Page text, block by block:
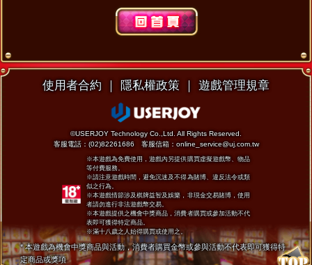
使用者合約 ｜ 隱私權政策 ｜ 遊戲管理規章
©USERJOY Technology Co.,Ltd. All Rights Reserved.
客服電話：(02)82261686 客服信箱：online_service@uj.com.tw
※本遊戲為免費使用，遊戲內另提供購買虛擬遊戲幣、物品
等付費服務。
※請注意遊戲時間，避免沉迷及不得為賭博、違反法令或類
似之行為。
※本遊戲情節涉及棋牌益智及娛樂，非現金交易賭博，使用
者請勿進行非法遊戲幣交易。
※本遊戲提供之機會中獎商品，消費者購買或參加活動不代
表即可獲得特定商品。
※滿十八歲之人始得購買或使用之。
* 本遊戲為機會中獎商品與活動，消費者購買金幣或參與活動不代表即可獲得特
定商品或獎項